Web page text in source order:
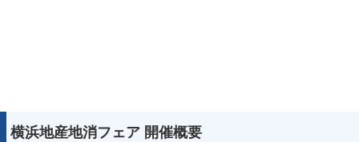
横浜地産地消フェア 開催概要